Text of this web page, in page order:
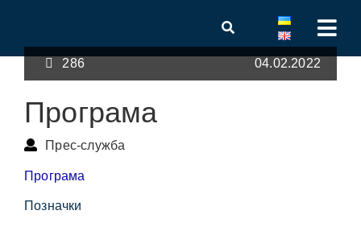
286 04.02.2022
Програма
Прес-служба
Програма
Позначки